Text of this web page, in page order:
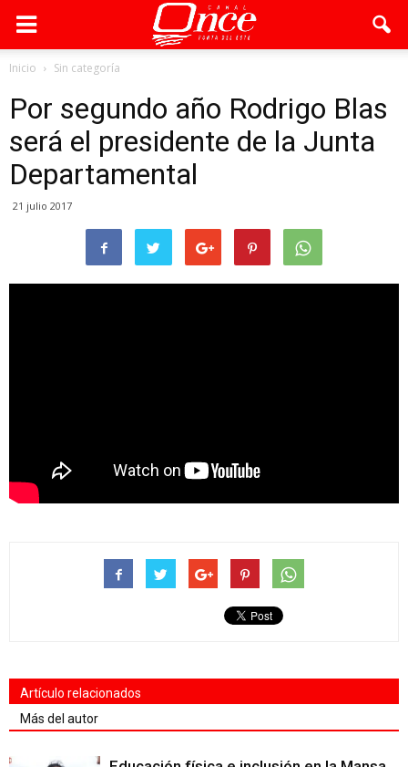
Inicio Sin categoría
Por segundo año Rodrigo Blas
será el presidente de la Junta
Departamental
21 julio 2017
Artículo relacionados
Más del autor